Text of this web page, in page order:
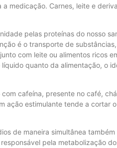
medicação. Carnes, leite e
pelas proteínas do nosso
é o transporte de
com leite ou alimentos ricos
quanto da alimentação, o
cafeína, presente no café,
ação estimulante tende a cortar
de maneira simultânea
pela metabolização